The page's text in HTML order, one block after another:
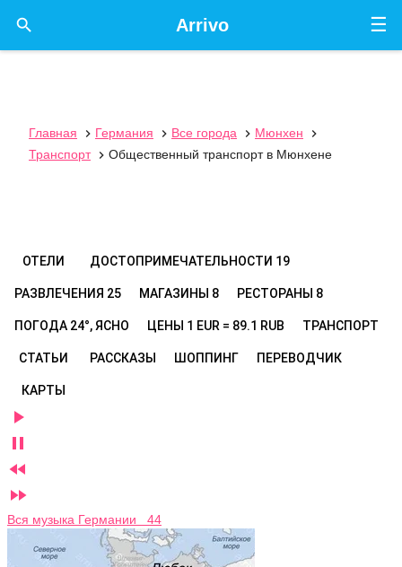
☰
Arrivo

Главная  Германия  Все города  Мюнхен

Транспорт
 Общественный транспорт в Мюнхене
ОТЕЛИ ДОСТОПРИМЕЧАТЕЛЬНОСТИ 19
РАЗВЛЕЧЕНИЯ 25 МАГАЗИНЫ 8 РЕСТОРАНЫ 8
ПОГОДА 24°, ЯСНО ЦЕНЫ 1 EUR = 89.1 RUB ТРАНСПОРТ
СТАТЬИ РАССКАЗЫ ШОППИНГ ПЕРЕВОДЧИК
КАРТЫ




Вся музыка Германии 44